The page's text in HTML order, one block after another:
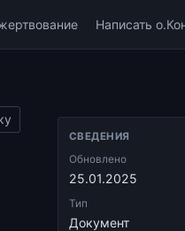
Написать
СВЕДЕНИЯ
Обновлено
25.01.2025
Тип
Документ